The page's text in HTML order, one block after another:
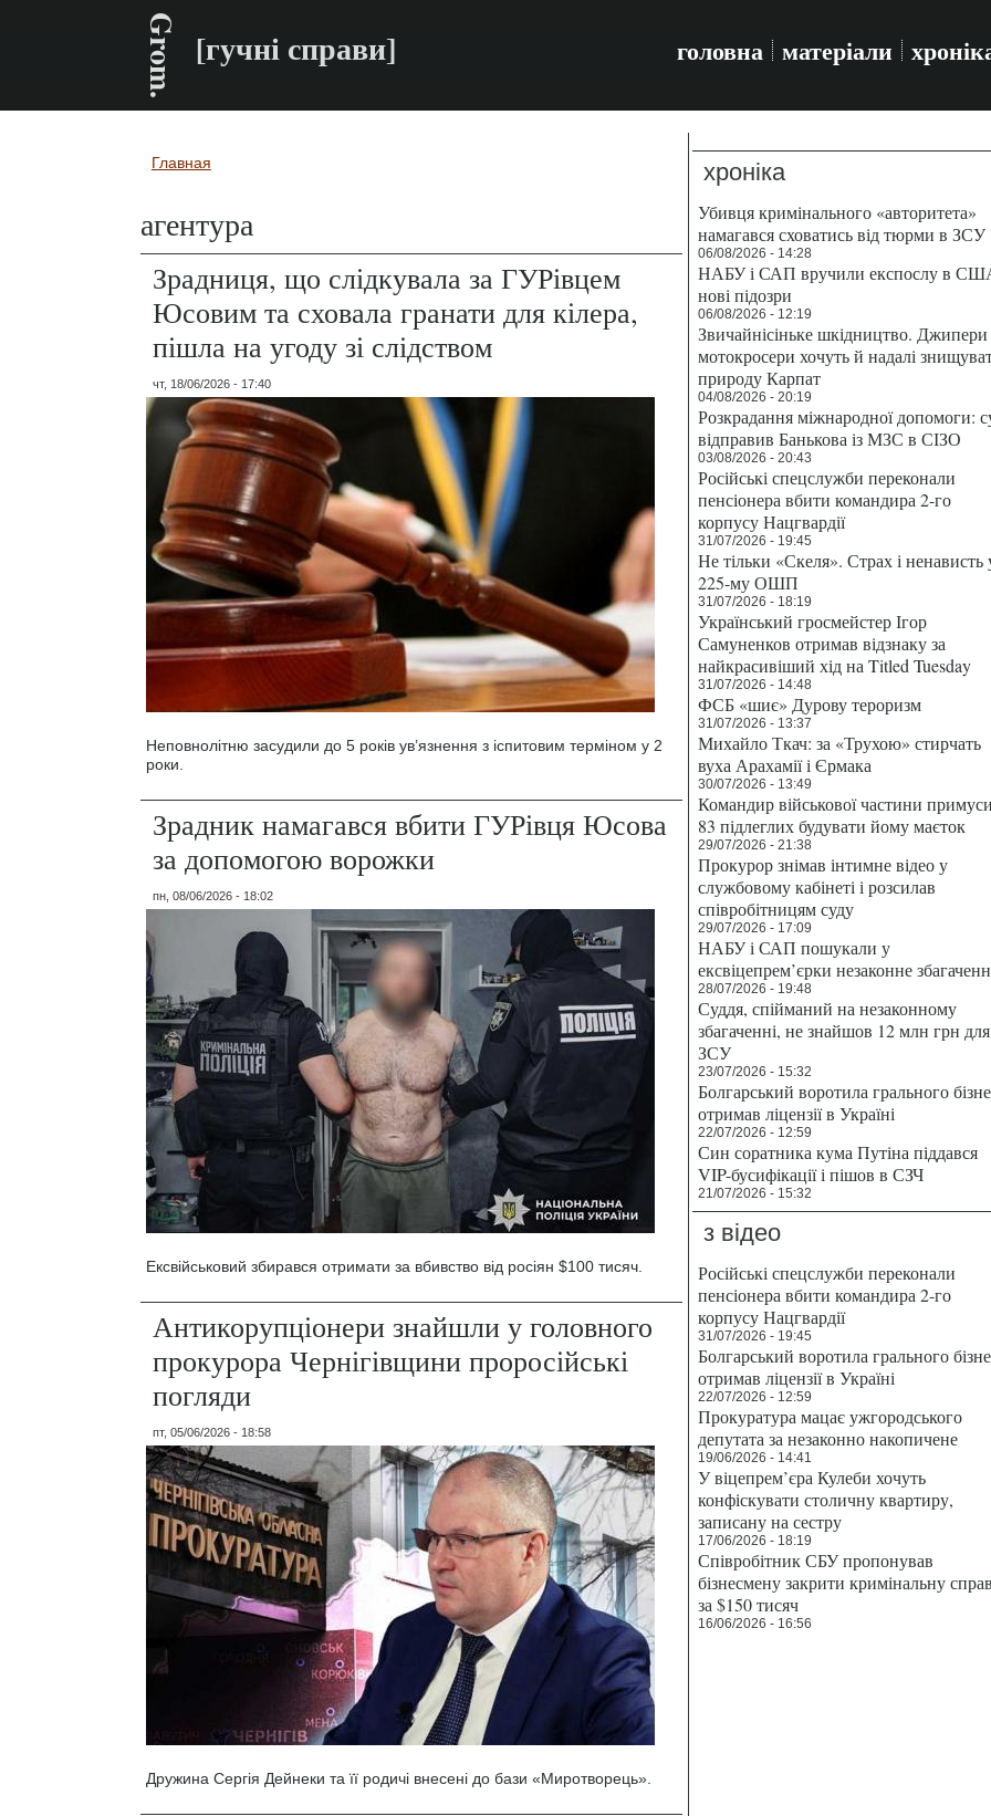
Grom. [гучні справи] головна матеріали
Вы здесь
Главная
агентура
Зрадниця, що слідкувала за ГУРівцем
Юсовим та сховала гранати для кілера,
пішла на угоду зі слідством
чт, 18/06/2026 - 17:40
Неповнолітню засудили до 5 років ув’язнення з іспитовим терміном у 2
роки.
Зрадник намагався вбити ГУРівця Юсова
за допомогою ворожки
пн, 08/06/2026 - 18:02
Ексвійськовий збирався отримати за вбивство від росіян $100 тисяч.
Антикорупціонери знайшли у головного
прокурора Чернігівщини проросійські
погляди
пт, 05/06/2026 - 18:58
Дружина Сергія Дейнеки та її родичі внесені до бази «Миротворець».
хроніка
Убивця кримінального «авторитета»
намагався сховатись від тюрми в ЗСУ
06/08/2026 - 14:28
НАБУ і САП вручили експослу в
нові підозри
06/08/2026 - 12:19
Звичайнісіньке шкідництво. Джипери
мотокросери хочуть й надалі
природу Карпат
04/08/2026 - 20:19
Розкрадання міжнародної допомоги:
відправив Банькова із МЗС в СІЗО
03/08/2026 - 20:43
Російські спецслужби переконали
пенсіонера вбити командира 2-го
корпусу Нацгвардії
31/07/2026 - 19:45
Не тільки «Скеля». Страх і ненависть
225-му ОШП
31/07/2026 - 18:19
Український гросмейстер Ігор
Самуненков отримав відзнаку за
найкрасивіший хід на Titled Tuesday
31/07/2026 - 14:48
ФСБ «шиє» Дурову тероризм
31/07/2026 - 13:37
Михайло Ткач: за «Трухою» стирчать
вуха Арахамії і Єрмака
30/07/2026 - 13:49
Командир військової частини
83 підлеглих будувати йому маєток
29/07/2026 - 21:38
Прокурор знімав інтимне відео у
службовому кабінеті і розсилав
співробітницям суду
29/07/2026 - 17:09
НАБУ і САП пошукали у
ексвіцепрем’єрки незаконне
28/07/2026 - 19:48
Суддя, спійманий на незаконному
збагаченні, не знайшов 12 млн грн для
ЗСУ
23/07/2026 - 15:32
Болгарський воротила грального
отримав ліцензії в Україні
22/07/2026 - 12:59
Син соратника кума Путіна піддався
VIP-бусифікації і пішов в СЗЧ
21/07/2026 - 15:32
з відео
Російські спецслужби переконали
пенсіонера вбити командира 2-го
корпусу Нацгвардії
31/07/2026 - 19:45
Болгарський воротила грального
отримав ліцензії в Україні
22/07/2026 - 12:59
Прокуратура мацає ужгородського
депутата за незаконно накопичене
19/06/2026 - 14:41
У віцепрем’єра Кулеби хочуть
конфіскувати столичну квартиру,
записану на сестру
17/06/2026 - 18:19
Співробітник СБУ пропонував
бізнесмену закрити кримінальну
за $150 тисяч
16/06/2026 - 16:56